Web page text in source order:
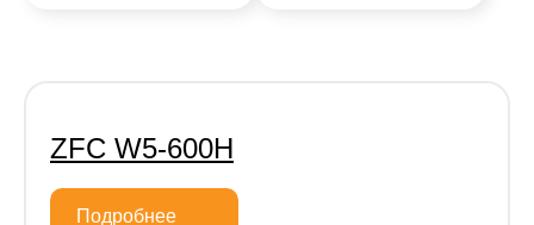
ZFC W5-600H
Подробнее